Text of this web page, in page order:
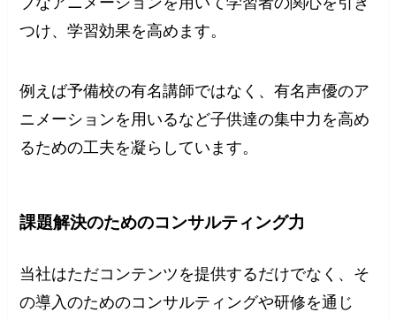
つけ、学習効果を高めます。
例えば予備校の有名講師ではなく、有名声優のア
ニメーションを用いるなど子供達の集中力を高め
るための工夫を凝らしています。
課題解決のためのコンサルティング力
当社はただコンテンツを提供するだけでなく、そ
の導入のためのコンサルティングや研修を通じ